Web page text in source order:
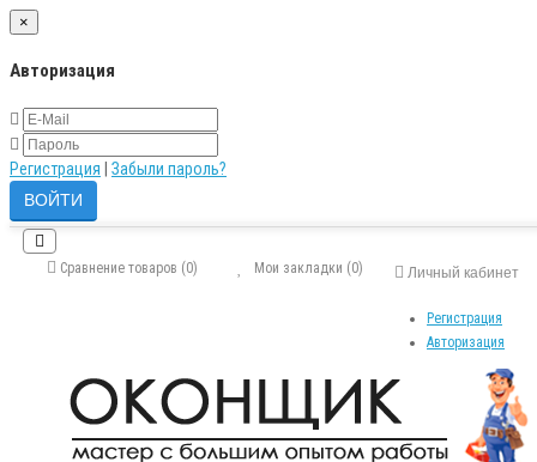
×
Авторизация
Регистрация Забыли пароль?
Личный кабинет
Регистрация
Авторизация
Мои закладки (0)
Сравнение товаров (0)